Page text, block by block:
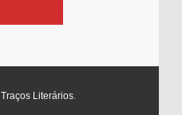
Traços Literários.